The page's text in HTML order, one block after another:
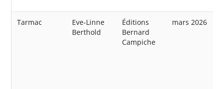
Tarmac
Eve-Linne
Berthold
Éditions
Bernard
Campiche
mars 2026